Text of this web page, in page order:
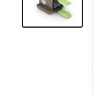
Мебельные